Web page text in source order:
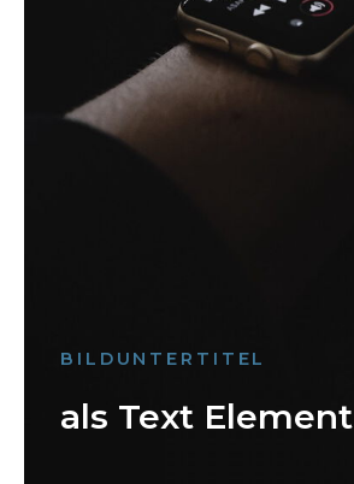
BILDUNTERTITEL
als Text Element